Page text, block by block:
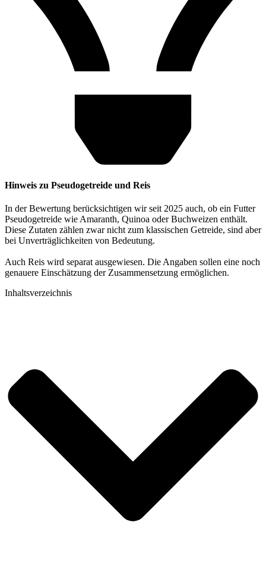
Hinweis zu Pseudogetreide und Reis
In der Bewertung berücksichtigen wir seit 2025 auch, ob ein Futter
Pseudogetreide wie Amaranth, Quinoa oder Buchweizen enthält.
Diese Zutaten zählen zwar nicht zum klassischen Getreide, sind aber
bei Unverträglichkeiten von Bedeutung.
Auch Reis wird separat ausgewiesen. Die Angaben sollen eine noch
genauere Einschätzung der Zusammensetzung ermöglichen.
Inhaltsverzeichnis​